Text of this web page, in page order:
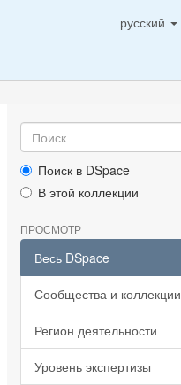
русский
Поиск в DSpace
В этой коллекции
ПРОСМОТР
Весь DSpace
Сообщества и коллекции
Регион деятельности
Уровень экспертизы